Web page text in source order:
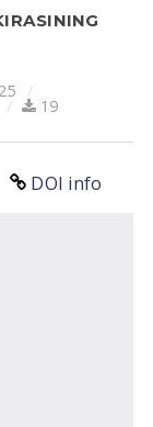
19
DOI info